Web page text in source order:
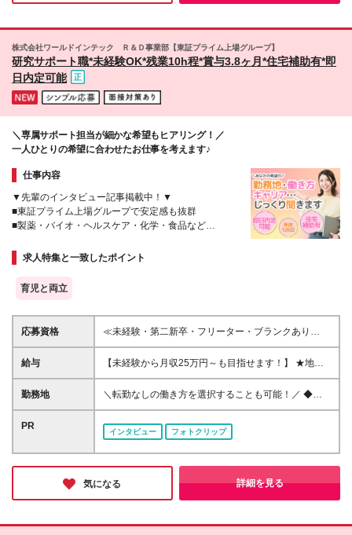
経験、勤務地、派遣先により異なります。 ※残業代は
け取れる速払いサービスがあります。
株式会社ワールドインテック Ｒ＆Ｄ事業部【東証プライム上場グループ】
研究サポート職*未経験OK*残業10h程*賞与3.8ヶ月*住宅補助有*即
日内定可能
＼専属サポート担当が細かな希望もヒアリング！／
一人ひとりの希望に合わせたお仕事を考えます♪
仕事内容
▼先輩のインタビュー記事掲載中！▼
■東証プライム上場グループで安定感も抜群
■製薬・バイオ・ヘルスケア・化学・食品など
■研修で基礎知識・スキルが身に付く
■借上げ社宅あり
求人特集と一致したポイント
育児と両立
応募資格
≪未経験・第二新卒・フリーター・ブランクあり
OK！100％人柄重視の採用です！≫ ■理系分野を専攻
されていた方（専門卒又は大卒以上） ┗生物学、化
す♪】 ◎大学で学んだ知識を実務で活かしたい方 ◎研
究の世界に興味はあるけど、経験がなくて不安…とい
があっても、キャリアを大切にしたい方 ◎ブランク
給与
【未経験から月収25万円～も目指せます！】 ★地域
手当：最大2万円 ★住宅補助：最大6.7万円 ★交通費
全額支給（片道2km以上） ★引越補助等：全額支給
績)＋決算賞与＋各種手当 ※経験・年齢・スキル・適
勤務地
＼転勤なしの働き方を選択することも可能！／ ◆希
望を考慮して決定 ◆住宅補助で生活も安心♪ ◆借り上
げ社宅でペットも飼える◎ 当社がお取引している全
国各地の 大手企業や公的機関での勤務となります。
（北海道・沖縄県を除く） ■大阪営業所 大阪府大阪市
西区北堀江2-2-18 ワールドホールディングス北堀江
4F ■東京営業所 東京都港区東新橋2-14-1 NBFコモデ
▼ https://witc-rd.jp/experienced/ ★積極採用中エリア
PR
インタビュー フォトクリップ
気になる 詳細を見る